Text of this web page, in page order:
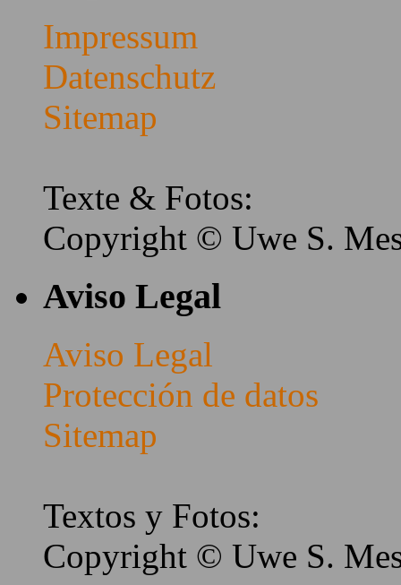
Impressum
Datenschutz
Sitemap
Texte & Fotos:
Copyright © Uwe S.
Aviso Legal
Aviso Legal
Protección de datos
Sitemap
Textos y Fotos:
Copyright © Uwe S.